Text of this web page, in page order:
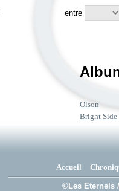
entre
Olson
Bright Side
Accueil
©Les Eternels